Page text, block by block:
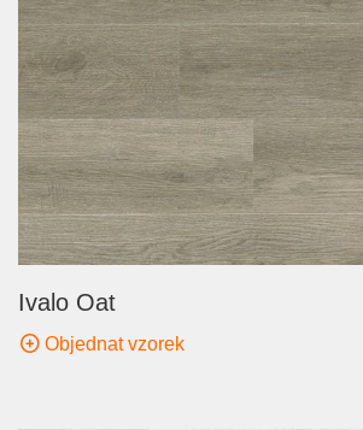
Ivalo Oat
Objednat vzorek